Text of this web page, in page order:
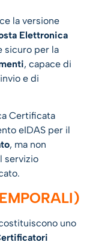
la versione
Elettronica
sicuro per la
, capace di
e di
Certificata
eIDAS per il
, ma non
servizio
uno